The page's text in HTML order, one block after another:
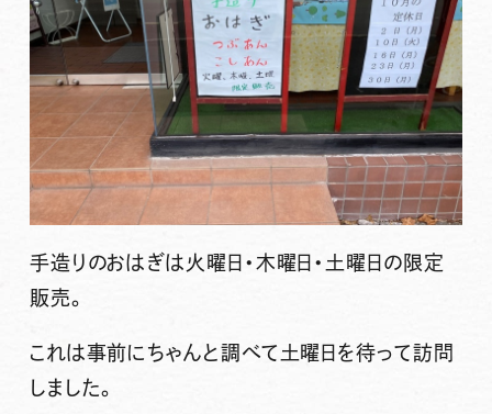
手造りのおはぎは火曜日・木曜日・土曜日の限定
販売。
これは事前にちゃんと調べて土曜日を待って訪問
しました。